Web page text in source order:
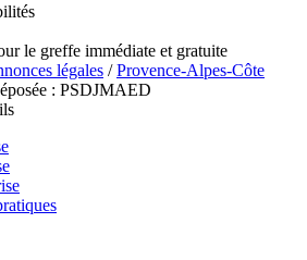
le greffe immédiate et gratuite
légales /Provence-Alpes-Côte
: PSDJMAED